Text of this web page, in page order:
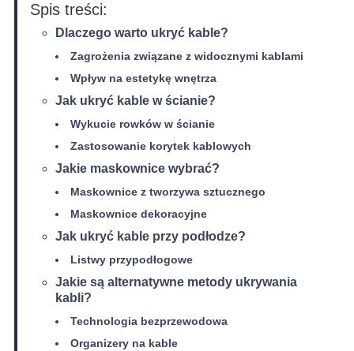
Spis treści:
Dlaczego warto ukryć kable?
Zagrożenia związane z widocznymi kablami
Wpływ na estetykę wnętrza
Jak ukryć kable w ścianie?
Wykucie rowków w ścianie
Zastosowanie korytek kablowych
Jakie maskownice wybrać?
Maskownice z tworzywa sztucznego
Maskownice dekoracyjne
Jak ukryć kable przy podłodze?
Listwy przypodłogowe
Jakie są alternatywne metody ukrywania
kabli?
Technologia bezprzewodowa
Organizery na kable